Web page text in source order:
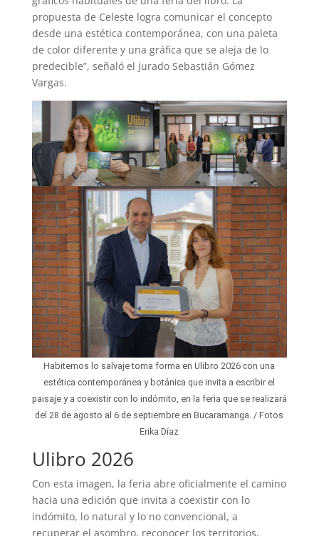
propuesta de Celeste logra comunicar el concepto
desde una estética contemporánea, con una paleta
de color diferente y una gráfica que se aleja de lo
predecible”, señaló el jurado Sebastián Gómez
Vargas.
Habitemos lo salvaje toma forma en Ulibro 2026 con una
estética contemporánea y botánica que invita a escribir el
paisaje y a coexistir con lo indómito, en la feria que se realizará
del 28 de agosto al 6 de septiembre en Bucaramanga. / Fotos
Erika Díaz
Ulibro 2026
Con esta imagen, la feria abre oficialmente el camino
hacia una edición que invita a coexistir con lo
indómito, lo natural y lo no convencional, a
recuperar el asombro, reconocer los territorios,